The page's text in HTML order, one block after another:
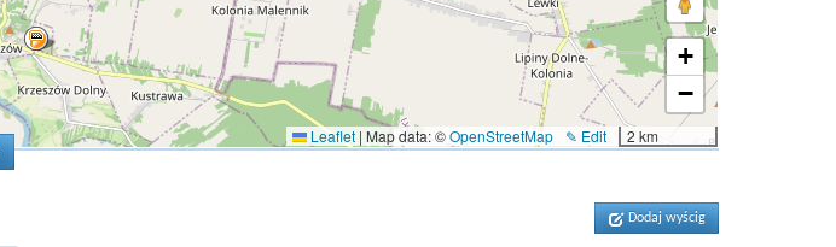
+
−
2 km
✎ Edit
Leaflet | Map data: ©OpenStreetMap
Dodaj wyścig